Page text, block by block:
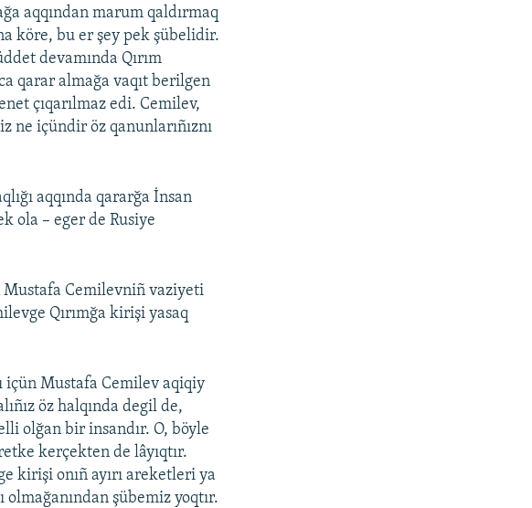
aqqından marum qaldırmaq
köre, bu er şey pek şübelidir.
devamında Qırım
qarar almağa vaqıt berilgen
çıqarılmaz edi. Cemilev,
ne içündir öz qanunlarıñıznı
aqqında qararğa İnsan
ola – eger de Rusiye
Mustafa Cemilevniñ vaziyeti
Qırımğa kirişi yasaq
içün Mustafa Cemilev aqiqiy
öz halqında degil de,
olğan bir insandır. O, böyle
kerçekten de lâyıqtır.
kirişi onıñ ayırı areketleri ya
olmağanından şübemiz yoqtır.